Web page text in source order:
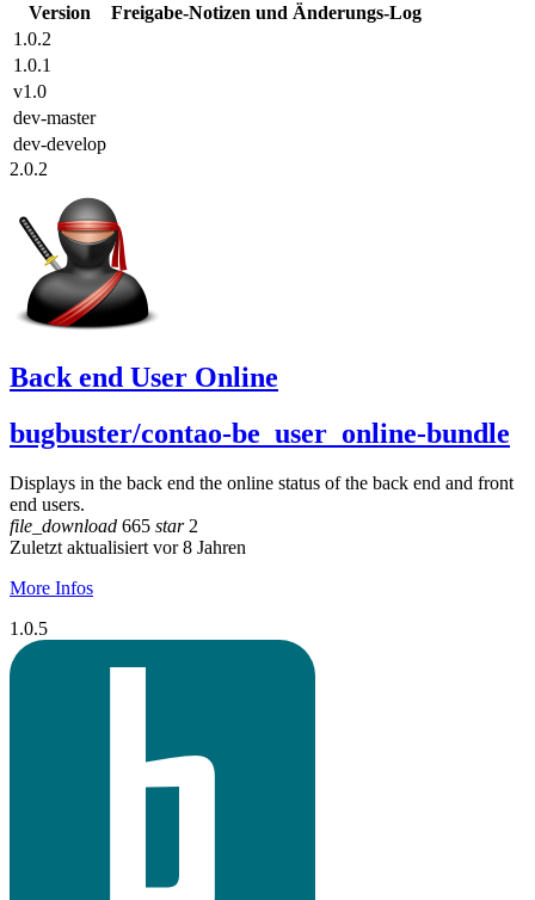
Version
Freigabe-Notizen und Änderungs-Log
1.0.2
1.0.1
v1.0
dev-master
dev-develop
2.0.2
Back end User Online
bugbuster/contao-be_user_online-bundle
Displays in the back end the online status of the back end and front
end users.
file_download 665 star2
Zuletzt aktualisiert vor 8 Jahren
More Infos
1.0.5